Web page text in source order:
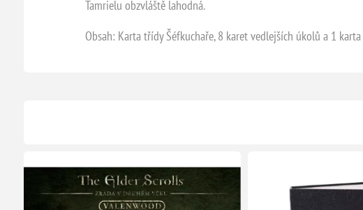
Tamrielu obzvláště lahodná.
Obsah: Karta třídy Šéfkuchaře, 8 karet vedlejších úkolů a 1